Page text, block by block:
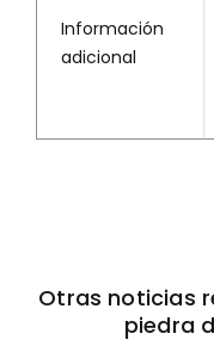
Información
adicional
Otras noticias
piedra